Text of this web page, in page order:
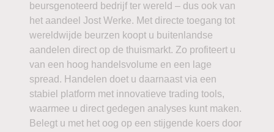
beursgenoteerd bedrijf ter wereld – dus ook van
het aandeel Jost Werke. Met directe toegang tot
wereldwijde beurzen koopt u buitenlandse
aandelen direct op de thuismarkt. Zo profiteert u
van een hoog handelsvolume en een lage
spread. Handelen doet u daarnaast via een
stabiel platform met innovatieve trading tools,
waarmee u direct gedegen analyses kunt maken.
Belegt u met het oog op een stijgende koers door